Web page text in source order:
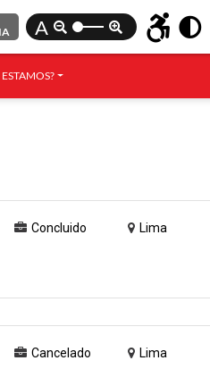
A
Concluido Lima
Cancelado Lima